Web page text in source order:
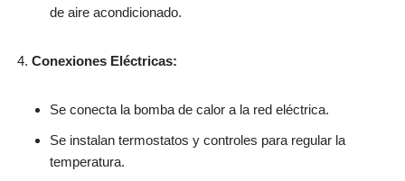
de aire acondicionado.
Conexiones Eléctricas:
Se conecta la bomba de calor a la red eléctrica.
Se instalan termostatos y controles para regular la
temperatura.